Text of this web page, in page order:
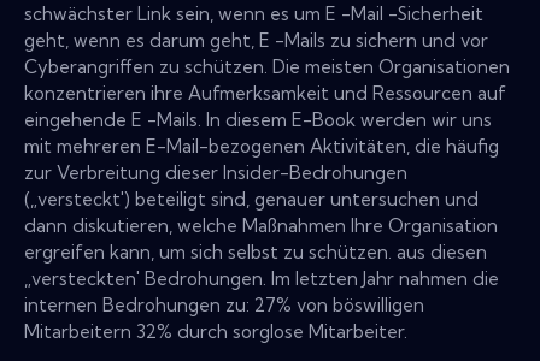
schwächster Link sein, wenn es um E -Mail -Sicherheit
geht, wenn es darum geht, E -Mails zu sichern und vor
Cyberangriffen zu schützen. Die meisten Organisationen
konzentrieren ihre Aufmerksamkeit und Ressourcen auf
eingehende E -Mails. In diesem E-Book werden wir uns
mit mehreren E-Mail-bezogenen Aktivitäten, die häufig
zur Verbreitung dieser Insider-Bedrohungen
(„versteckt') beteiligt sind, genauer untersuchen und
dann diskutieren, welche Maßnahmen Ihre Organisation
ergreifen kann, um sich selbst zu schützen. aus diesen
„versteckten' Bedrohungen. Im letzten Jahr nahmen die
internen Bedrohungen zu: 27% von böswilligen
Mitarbeitern 32% durch sorglose Mitarbeiter.